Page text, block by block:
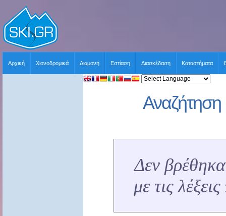
Αρχική Χιονοδρομικά Διαμονή Εστίαση Διασκέδαση Καταστήματα
Αναζήτηση
Δεν
με τις